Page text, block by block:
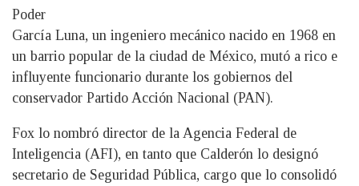
Poder
García Luna, un ingeniero mecánico nacido en 1968 en
un barrio popular de la ciudad de México, mutó a rico e
influyente funcionario durante los gobiernos del
conservador Partido Acción Nacional (PAN).
Fox lo nombró director de la Agencia Federal de
Inteligencia (AFI), en tanto que Calderón lo designó
secretario de Seguridad Pública, cargo que lo consolidó